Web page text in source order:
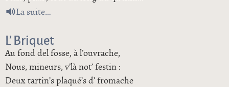
La suitede El lumchon
L’ Briquet
Au fond del fosse, à l’ouvrache,
Nous, mineurs, v’là not’ festin :
Deux tartin’s plaqué’s d’ fromache